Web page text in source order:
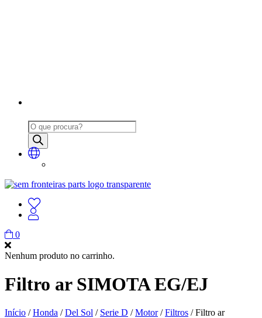
Products
search
0
Nenhum produto no carrinho.
Filtro ar SIMOTA EG/EJ
Início /Honda /Del Sol / Serie D /Motor/Filtros / Filtro ar